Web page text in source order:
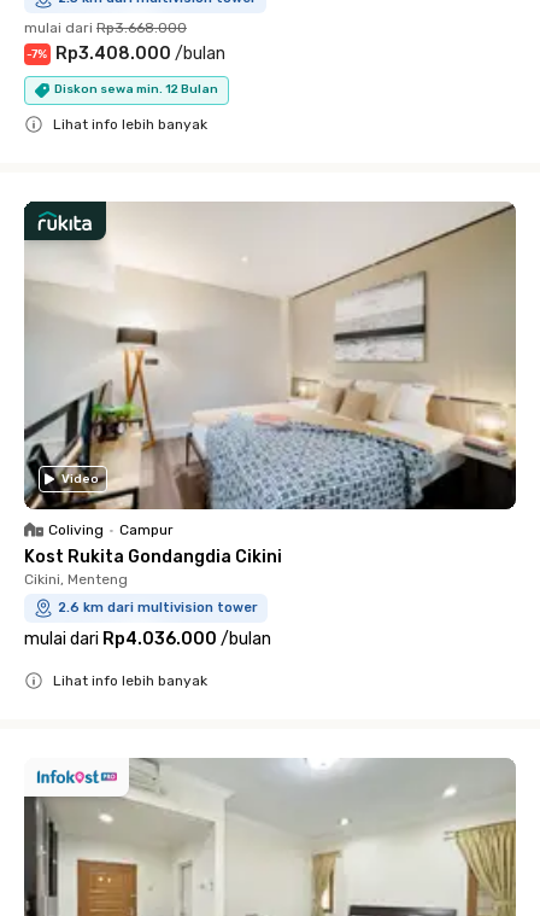
mulai dari Rp3.668.000
-7% Rp3.408.000 /bulan
Diskon sewa min. 12 Bulan
Lihat info lebih banyak
Video
Coliving • Campur
Kost Rukita Gondangdia Cikini
Cikini, Menteng
2.6 km dari multivision tower
mulai dari Rp4.036.000 /bulan
Lihat info lebih banyak